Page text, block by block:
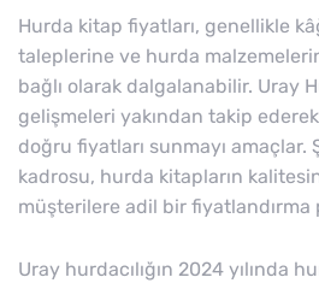
Hurda kitap fiyatları, genellikle
taleplerine ve hurda
bağlı olarak dalgalanabilir. Uray
gelişmeleri yakından takip
doğru fiyatları sunmayı amaçlar.
kadrosu, hurda kitapların
müşterilere adil bir fiyatlandırma
Uray hurdacılığın 2024 yılında